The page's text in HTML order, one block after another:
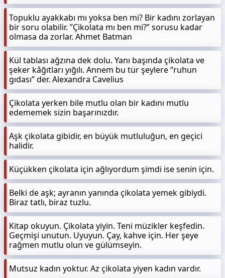
Topuklu ayakkabı mı yoksa ben mi? Bir kadını zorlayan
bir soru olabilir. ”Çikolata mı ben mi?” sorusu kadar
olmasa da zorlar. Ahmet Batman
Kül tablası ağzına dek dolu. Yanı başında çikolata ve
şeker kâğıtları yığılı. Annem bu tür şeylere ‘’ruhun
gıdası’’ der. Alexandra Cavelius
Çikolata yerken bile mutlu olan bir kadını mutlu
edememek sizin başarınızdır.
Aşk çikolata gibidir, en büyük mutluluğun, en geçici
halidir.
Küçükken çikolata için ağlıyordum şimdi ise senin için.
Belki de aşk; ayranın yanında çikolata yemek gibiydi.
Biraz tatlı, biraz tuzlu.
Kitap okuyun. Çikolata yiyin. Teni müzikler keşfedin.
Geçmişi unutun. Uyuyun. Çay, kahve için. Her şeye
rağmen mutlu olun ve gülümseyin.
Mutsuz kadın yoktur. Az çikolata yiyen kadın vardır.